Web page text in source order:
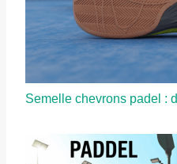
Semelle chevrons padel :